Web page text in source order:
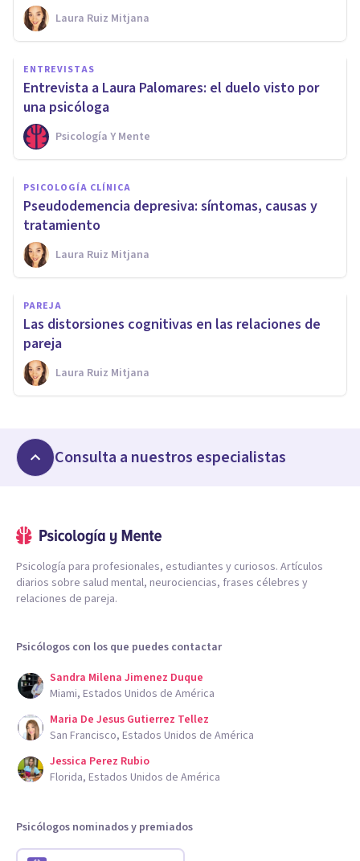
Laura Ruiz Mitjana
ENTREVISTAS
Entrevista a Laura Palomares: el duelo visto por
una psicóloga
Psicología Y Mente
PSICOLOGÍA CLÍNICA
Pseudodemencia depresiva: síntomas, causas y
tratamiento
Laura Ruiz Mitjana
PAREJA
Las distorsiones cognitivas en las relaciones de
pareja
Laura Ruiz Mitjana
Consulta a nuestros especialistas
Psicología para profesionales, estudiantes y curiosos. Artículos
diarios sobre salud mental, neurociencias, frases célebres y
relaciones de pareja.
Psicólogos con los que puedes contactar
Sandra Milena Jimenez Duque
Miami, Estados Unidos de América
Maria De Jesus Gutierrez Tellez
San Francisco, Estados Unidos de América
Jessica Perez Rubio
Florida, Estados Unidos de América
Psicólogos nominados y premiados